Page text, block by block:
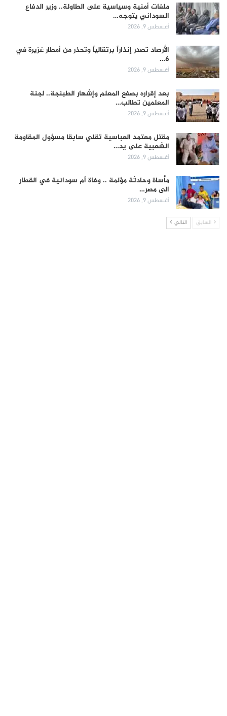
ملفات أمنية وسياسية على الطاولة.. وزير الدفاع
السوداني يتوجه…
أغسطس 9, 2026
الأرصاد تصدر إنذاراً برتقالياً وتحذر من أمطار غزيرة في
6…
أغسطس 9, 2026
بعد إقراره بصفع المعلم وإشهار الطبنجة.. لجنة
المعلمين تطالب…
أغسطس 9, 2026
مقتل معتمد العباسية تقلي سابقا مسؤول المقاومة
الشعبية على يد…
أغسطس 9, 2026
مأساة وحادثة مؤلمة .. وفاة أم سودانية في القطار
الى مصر…
أغسطس 9, 2026
السابق التالي